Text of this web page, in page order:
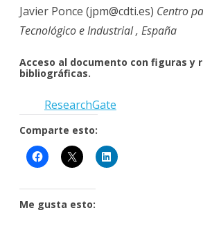
Javier Ponce (jpm@cdti.es) Centro
Tecnológico e Industrial , España
Acceso al documento con figuras y
bibliográficas.
ResearchGate
Comparte esto:
Me gusta esto: